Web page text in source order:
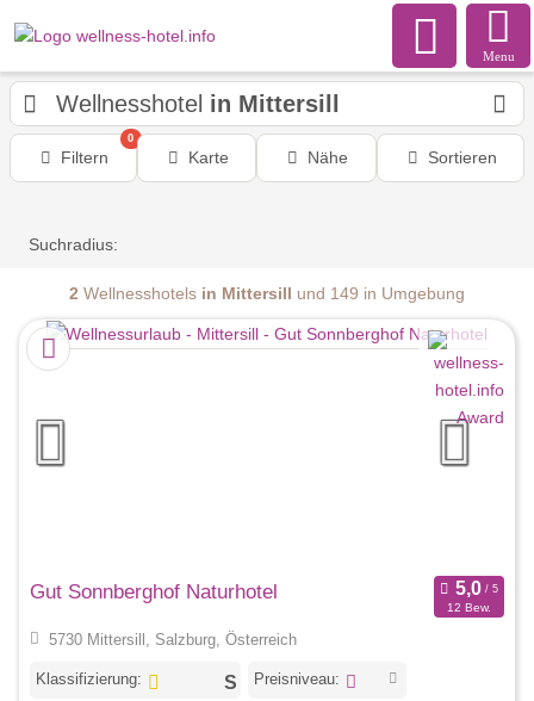
Menu
Wellnesshotel in Mittersill
Filtern
0
Karte Nähe Sortieren
Suchradius:
2 Wellnesshotels in Mittersill und 149 in Umgebung
Gut Sonnberghof Naturhotel
12 Bew.
5730 Mittersill, Salzburg, Österreich
Klassifizierung: Preisniveau: